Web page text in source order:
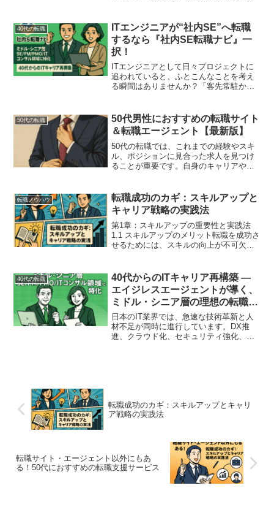
安定所）おすすめ度：★★★★★公開求
人数：972,79...
40代の転職
ITエンジニアが“社内SE”へ転職
するなら『社内SE転職ナビ』一
択！
ITエンジニアとして日々プロジェクトに
追われていると、ふとこんなことを考え
る瞬間はありませんか？「客先常駐から
業や移動時間を減らして、自分の時間を
大切にしたい」そんなあ...
50代の転職
50代男性におすすめの転職サイト
＆転職エージェント【最新版】
50代の転職では、これまでの経験やスキ
ル、ポジションに見合った求人を見つけ
ることが重要です。自身のキャリアや志
現できます。ここでは、50代男性に特に
おすすめの転職サイト...
転職ノウハウ
転職成功のカギ：スキルアップと
キャリア戦略の実践法
第1章：スキルアップの重要性と実践法
1.1 スキルアップのメリット転職を成功さ
せるためには、スキルの向上が不可欠で
化：他の候補者と比べて優位に立つこと
ができます。キャリ...
40代の転職
40代からのITキャリア再構築 ―
エイジレスエージェントが導く、
ミドル・シニア層の理想の転職戦
略とは
日本のIT業界では、急速な技術革新と人
材不足が同時に進行しています。DX推
進、クラウド化、セキュリティ強化、そ
転職成功のカギ：スキルアップとキャリ
ア戦略の実践法
転職サイト・エージェント以外にもあ
る！50代におすすめの転職支援サービス